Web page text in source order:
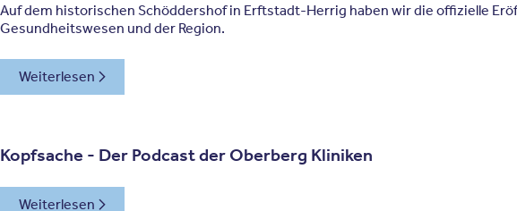
Auf dem historischen Schöddershof in Erftstadt-Herrig haben wir die offizielle
Gesundheitswesen und der Region.
Weiterlesen
Kopfsache - Der Podcast der Oberberg Kliniken
Weiterlesen